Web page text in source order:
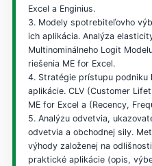
Excel a Enginius.
3. Modely spotrebiteľovho
ich aplikácia. Analýza
Multinominálneho Logit
riešenia ME for Excel.
4. Stratégie prístupu podniku
aplikácie. CLV (Customer
ME for Excel a (Recency,
5. Analýzu odvetvia,
odvetvia a obchodnej sily.
výhody založenej na
praktické aplikácie (opis,